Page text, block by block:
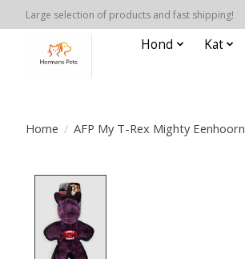
Large selection of products and fast shipping!
Hond Kat
Home / AFP My T-Rex Mighty Eenhoorn